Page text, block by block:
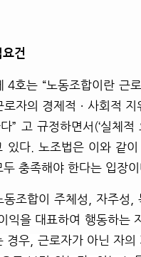
건
4호는 “노동조합이란 근
자의 경제적 ∙ 사회적 지
” 고 규정하면서(‘실체
있다. 노조법은 이와 같
충족해야 한다는 입장
동조합이 주체성, 자주성,
익을 대표하여 행동하는
경우, 근로자가 아닌 자